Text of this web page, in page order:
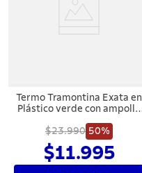
Termo Tramontina Exata en
Plástico verde con ampolla
$23.990 50%
$11.995